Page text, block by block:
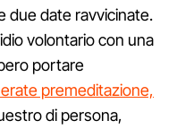
due date ravvicinate.
volontario con una
portare
premeditazione,
di persona,